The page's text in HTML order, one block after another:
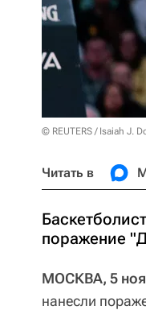
© REUTERS / Isaiah J.
Читать в
поражение
МОСКВА, 5
нанесли